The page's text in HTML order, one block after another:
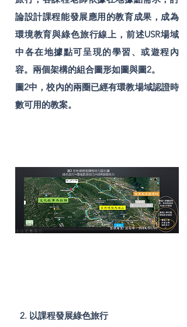
論設計課程能發展應用的教育成果，成為
環境教育與綠色旅行線上，前述USR場域
中各在地據點可呈現的學習、或遊程內
容。兩個架構的組合圖形如圖與圖2。
圖2中，校內的兩圈已經有環教場域認證時
數可用的教案。
2. 以課程發展綠色旅行